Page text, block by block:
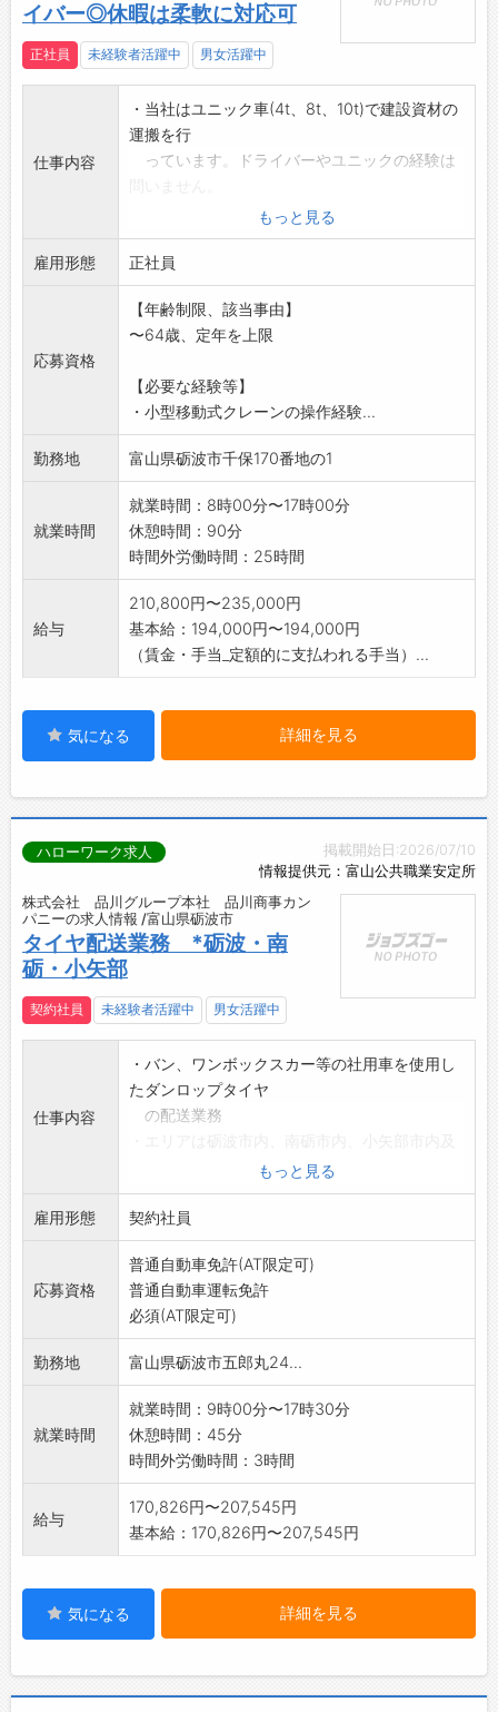
イバー◎休暇は柔軟に対応可
正社員 未経験者活躍中 男女活躍中
仕事内容
・当社はユニック車(4t、8t、10t)で建設資材の
運搬を行
っています。ドライバーやユニックの経験は
・部門内で連携を図り、お客様へ最適に資材を
お届けしています。
・仮設ハウスの建方・解体等もあり現場作業手
当もお支払いします
・運搬先は主に北陸圏区域なので、長距離や夜
間はありません。
【変更範囲:変更なし】
もっと見る
雇用形態 正社員
応募資格
【年齢制限、該当事由】
〜64歳、定年を上限
【必要な経験等】
・小型移動式クレーンの操作経験...
勤務地 富山県砺波市千保170番地の1
就業時間
就業時間：8時00分〜17時00分
休憩時間：90分
時間外労働時間：25時間
給与
210,800円〜235,000円
基本給：194,000円〜194,000円
（賃金・手当_定額的に支払われる手当）...
気になる 詳細を見る
掲載開始日:2026/07/10
情報提供元：富山公共職業安定所
ハローワーク求人
株式会社 品川グループ本社 品川商事カン
パニーの求人情報 /富山県砺波市
タイヤ配送業務 *砺波・南
砺・小矢部
契約社員 未経験者活躍中 男女活躍中
仕事内容
・バン、ワンボックスカー等の社用車を使用し
たダンロップタイヤ
の配送業務
・タイヤの積み下ろし業務あり
【変更範囲:変更なし】
もっと見る
雇用形態 契約社員
応募資格
普通自動車免許(AT限定可)
普通自動車運転免許
必須(AT限定可)
勤務地 富山県砺波市五郎丸24...
就業時間
就業時間：9時00分〜17時30分
休憩時間：45分
時間外労働時間：3時間
給与
170,826円〜207,545円
基本給：170,826円〜207,545円
気になる 詳細を見る